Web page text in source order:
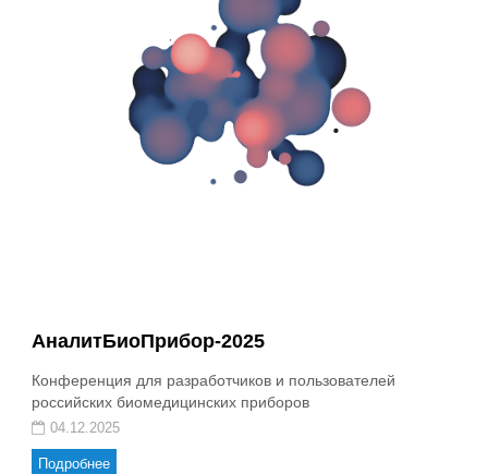
АналитБиоПрибор-2025
Конференция для разработчиков и пользователей
российских биомедицинских приборов
04.12.2025
Подробнее